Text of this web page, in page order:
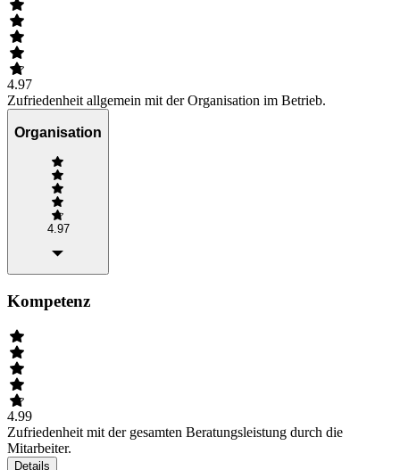
4.97
Zufriedenheit allgemein mit der Organisation im Betrieb.
Organisation
4.97
Kompetenz
4.99
Zufriedenheit mit der gesamten Beratungsleistung durch die
Mitarbeiter.
Details